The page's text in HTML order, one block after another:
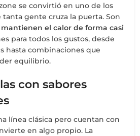
se convirtió en uno de los
gente cruza la puerta. Son
mantienen el calor de forma casi
para todos los gustos, desde
hasta combinaciones que
equilibrio.
con sabores
línea clásica pero cuentan con
en algo propio. La